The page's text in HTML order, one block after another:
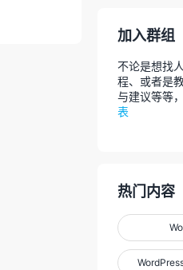
加入群组
不论是想找
程、或者是
与建议等等
表
热门内容